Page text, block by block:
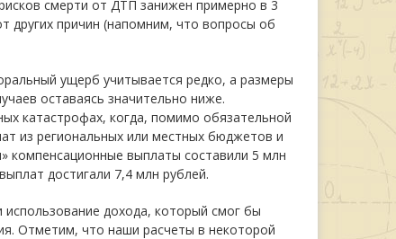
смерти от ДТП занижен примерно в 3
других причин (напомним, что вопросы об
ущерб учитывается редко, а размеры
оставаясь значительно ниже.
катастрофах, когда, помимо обязательной
из региональных или местных бюджетов и
выплаты составили 5 млн
достигали 7,4 млн рублей.
дохода, который смог бы
Отметим, что наши расчеты в некоторой